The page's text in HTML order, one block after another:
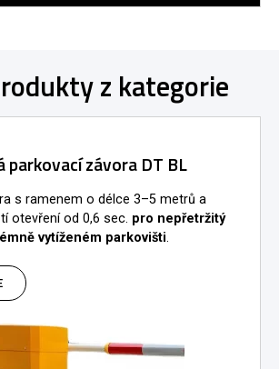
z kategorie
závora DT BL
s ramenem o délce 3–5 metrů a
otevření od 0,6 sec. pro nepřetržitý
vytíženém parkovišti.